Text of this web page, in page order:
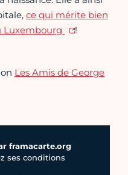
ce qui mérite bien
Luxembourg
!
Les Amis de George
framacarte.org
ses conditions